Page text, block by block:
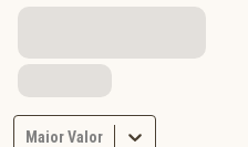
Maior Valor